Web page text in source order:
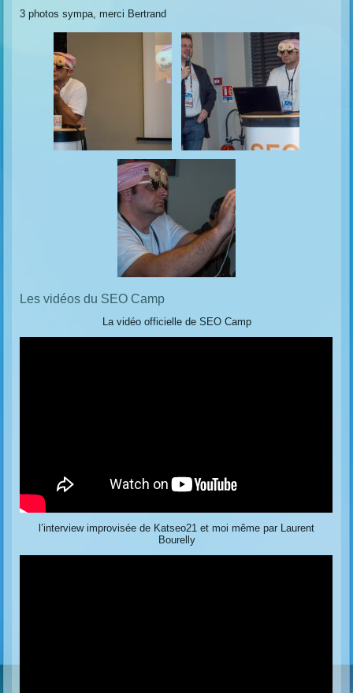
3 photos sympa, merci Bertrand
Les vidéos du SEO Camp
La vidéo officielle de SEO Camp
l’interview improvisée de Katseo21 et moi même par Laurent
Bourelly